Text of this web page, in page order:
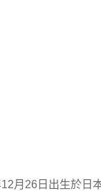
月26日出生於日